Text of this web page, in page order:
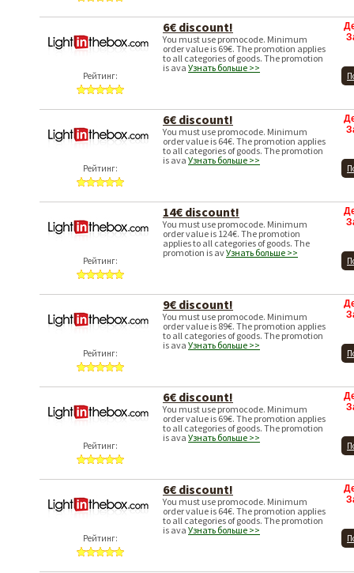
Рейтинг:
6€ discount!
You must use promocode. Minimum
order value is 69€. The promotion applies
to all categories of goods. The promotion
is ava Узнать больше >>
Рейтинг:
6€ discount!
You must use promocode. Minimum
order value is 64€. The promotion applies
to all categories of goods. The promotion
is ava Узнать больше >>
Рейтинг:
14€ discount!
You must use promocode. Minimum
order value is 124€. The promotion
applies to all categories of goods. The
promotion is avУзнать больше >>
Рейтинг:
9€ discount!
You must use promocode. Minimum
order value is 89€. The promotion applies
to all categories of goods. The promotion
is ava Узнать больше >>
Рейтинг:
6€ discount!
You must use promocode. Minimum
order value is 69€. The promotion applies
to all categories of goods. The promotion
is ava Узнать больше >>
Рейтинг:
6€ discount!
You must use promocode. Minimum
order value is 64€. The promotion applies
to all categories of goods. The promotion
is ava Узнать больше >>